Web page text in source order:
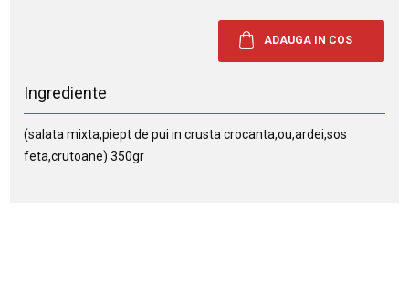
Ingrediente
(salata mixta,piept de pui in crusta crocanta,ou,ardei,sos
feta,crutoane) 350gr